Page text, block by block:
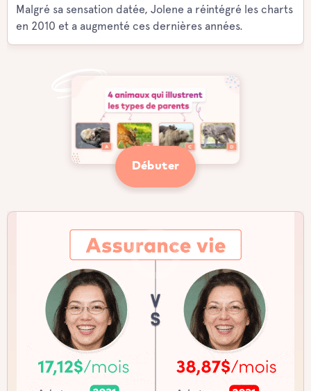
Malgré sa sensation datée, Jolene a réintégré les charts
en 2010 et a augmenté ces dernières années.
Débuter